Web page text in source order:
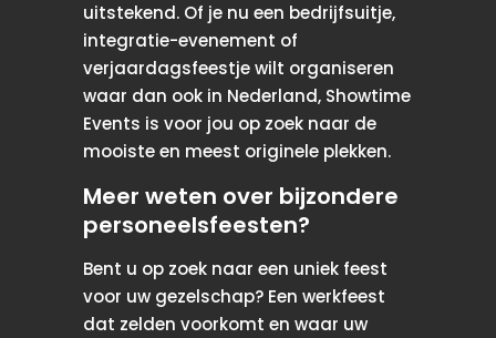
uitstekend. Of je nu een bedrijfsuitje,
integratie-evenement of
verjaardagsfeestje wilt organiseren
waar dan ook in Nederland, Showtime
Events is voor jou op zoek naar de
mooiste en meest originele plekken.
Meer weten over bijzondere
personeelsfeesten?
Bent u op zoek naar een uniek feest
voor uw gezelschap? Een werkfeest
dat zelden voorkomt en waar uw